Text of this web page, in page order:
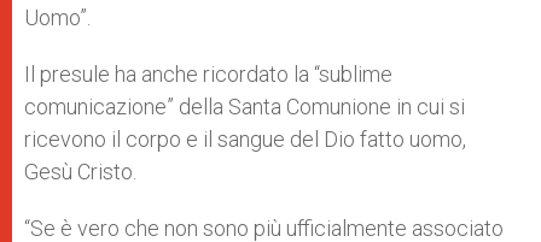
Uomo”.
Il presule ha anche ricordato la “sublime
comunicazione” della Santa Comunione in cui si
ricevono il corpo e il sangue del Dio fatto uomo,
Gesù Cristo.
“Se è vero che non sono più ufficialmente associato